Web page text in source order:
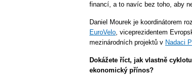
financí, a to navíc bez toho, aby
Daniel Mourek je koordinátorem
EuroVelo, viceprezidentem
mezinárodních projektů v Nadaci
Dokážete říct, jak vlastně
ekonomický přínos?